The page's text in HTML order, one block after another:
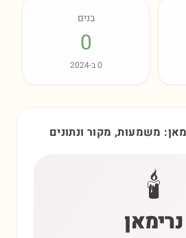
בנים
0
0ב-2024
משמעות, מקור ונתונים
🕯️
נרימאן